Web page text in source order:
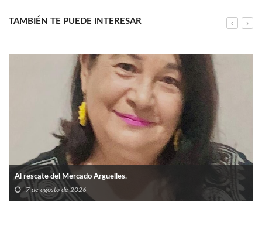
TAMBIÉN TE PUEDE INTERESAR
Al rescate del Mercado Arguelles.
7 de agosto de 2026